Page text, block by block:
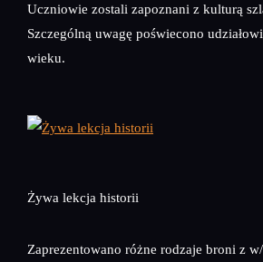
Uczniowie zostali zapoznani z kulturą
Szczególną uwagę poświecono
wieku.
Żywa lekcja historii
Zaprezentowano różne rodzaje broni z